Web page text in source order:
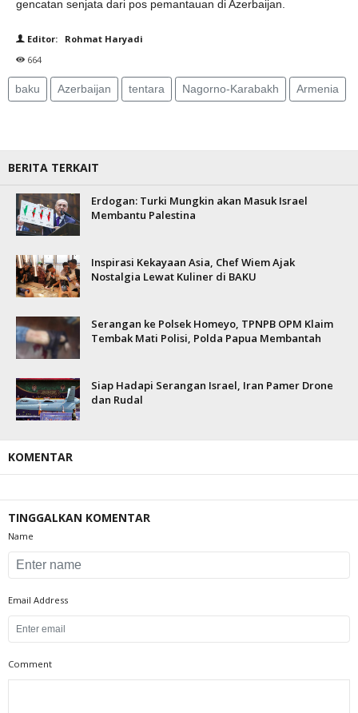
gencatan senjata dari pos pemantauan di Azerbaijan.
Editor: Rohmat Haryadi
664
baku Azerbaijan tentara Nagorno-Karabakh Armenia
BERITA TERKAIT
Erdogan: Turki Mungkin akan Masuk Israel
Membantu Palestina
Inspirasi Kekayaan Asia, Chef Wiem Ajak
Nostalgia Lewat Kuliner di BAKU
Serangan ke Polsek Homeyo, TPNPB OPM Klaim
Tembak Mati Polisi, Polda Papua Membantah
Siap Hadapi Serangan Israel, Iran Pamer Drone
dan Rudal
KOMENTAR
TINGGALKAN KOMENTAR
Name
Email Address
Comment